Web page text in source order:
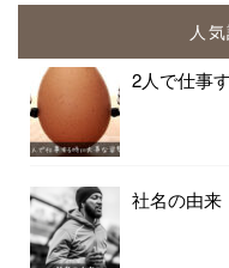
人
2人で仕事
社名の由来